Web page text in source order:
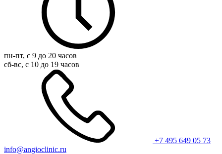
пн-пт, с 9 до 20 часов
сб-вс, с 10 до 19 часов
+7 495 649 05 73
info@angioclinic.ru